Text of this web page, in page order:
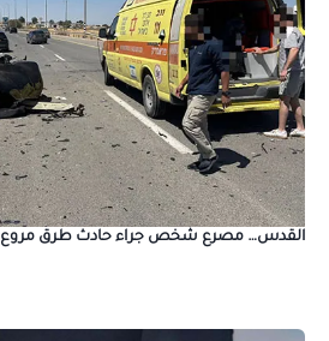
القدس… مصرع شخص جراء حادث طرق مروع